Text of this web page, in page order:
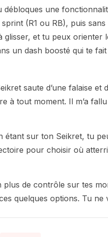
une
(R1 ou RB), puis
et tu peux orienter
un dash boosté qui te
saute d’une falaise et
à tout moment. Il m’a
étant sur ton Seikret, tu
pour choisir où
de contrôle sur tes
quelques options. Tu